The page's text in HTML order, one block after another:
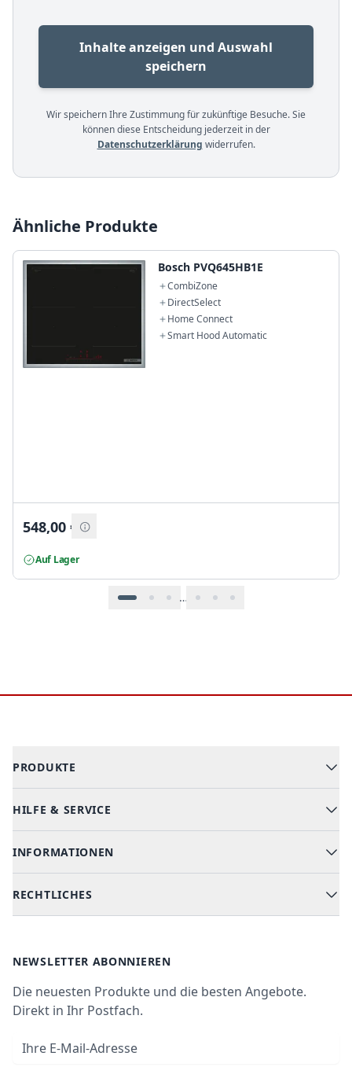
Inhalte anzeigen und Auswahl
speichern
Wir speichern Ihre Zustimmung für zukünftige Besuche. Sie
können diese Entscheidung jederzeit in der
Datenschutzerklärung widerrufen.
Ähnliche Produkte
Bosch PVQ645HB1E
CombiZone
DirectSelect
Home Connect
Smart Hood Automatic
548,00 €
Auf Lager
…
PRODUKTE
Alle Kategorien
Kühlen & Gefrieren
HILFE & SERVICE
Hilfe & FAQ
INFORMATIONEN
Über uns
RECHTLICHES
Datenschutz
Widerrufsrecht
Impressum
NEWSLETTER ABONNIEREN
Die neuesten Produkte und die besten Angebote.
Direkt in Ihr Postfach.
E-Mail-Adresse